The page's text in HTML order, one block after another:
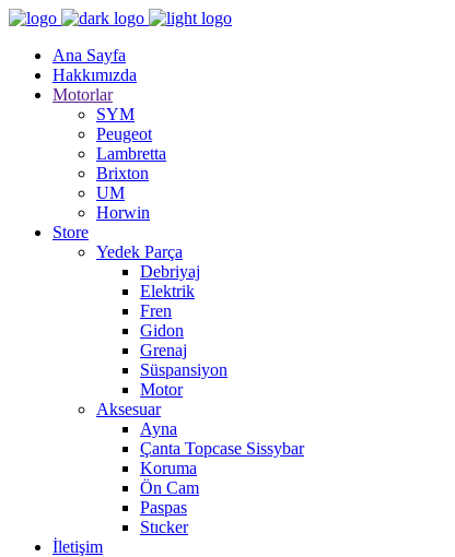
Ana Sayfa
Hakkımızda
Motorlar
SYM
Peugeot
Lambretta
Brixton
UM
Horwin
Store
Yedek Parça
Debriyaj
Elektrik
Fren
Gidon
Grenaj
Süspansiyon
Motor
Aksesuar
Ayna
Çanta Topcase Sissybar
Koruma
Ön Cam
Paspas
Stıcker
İletişim